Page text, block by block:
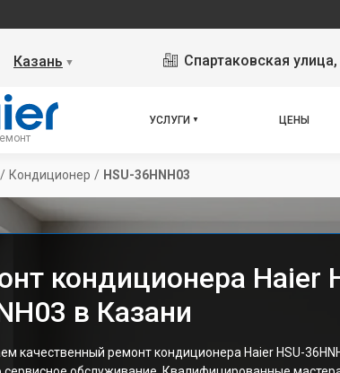
Казань ▼ Спартаковская улица,
УСЛУГИ ЦЕНЫ
/ Кондиционер / HSU-36HNH03
кондиционера Haier
в Казани
качественный ремонт кондиционера Haier HSU-